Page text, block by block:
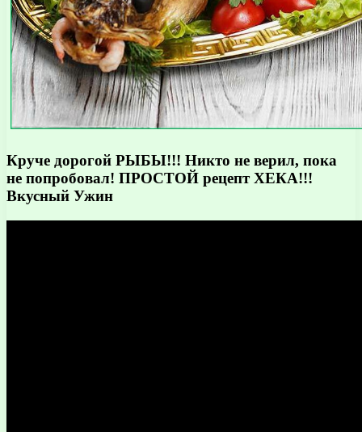
Круче дорогой РЫБЫ!!! Никто не верил, пока
не попробовал! ПРОСТОЙ рецепт ХЕКА!!!
Вкусный Ужин